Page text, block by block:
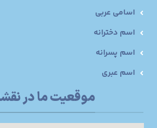
اسامی عربی
اسم دخترانه
اسم پسرانه
اسم عبری
موقعیت ما در